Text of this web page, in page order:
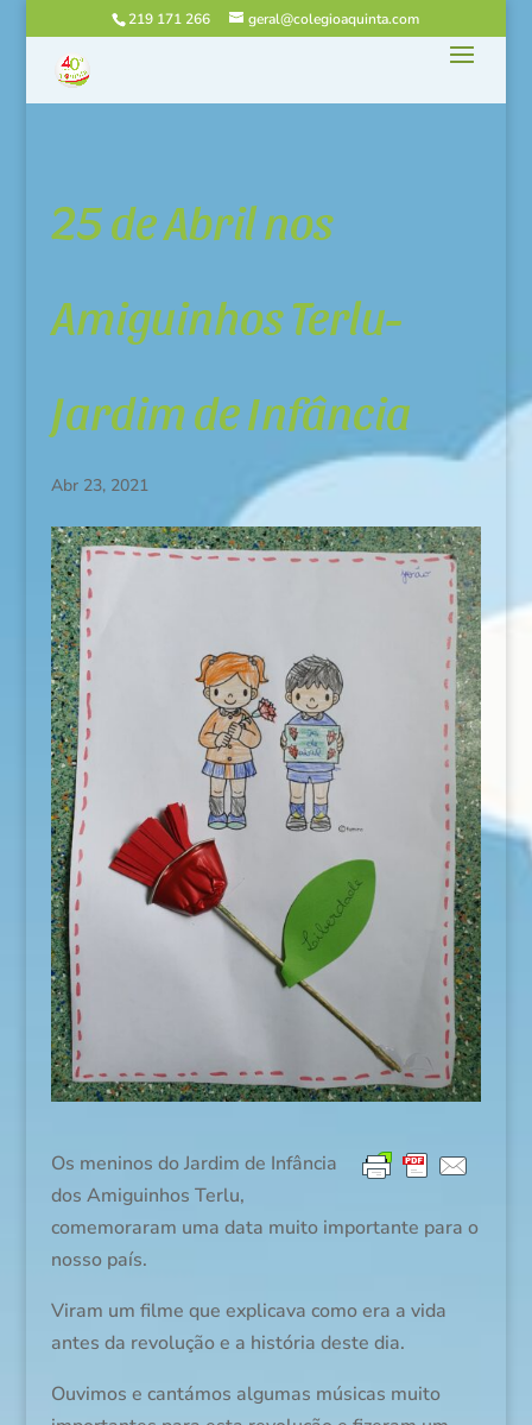
219 171 266 geral@colegioaquinta.com
25 de Abril nos
Amiguinhos Terlu-
Jardim de Infância
Abr 23, 2021
Os meninos do Jardim de Infância
dos Amiguinhos Terlu,
comemoraram uma data muito importante para o
nosso país.
Viram um filme que explicava como era a vida
antes da revolução e a história deste dia.
Ouvimos e cantámos algumas músicas muito